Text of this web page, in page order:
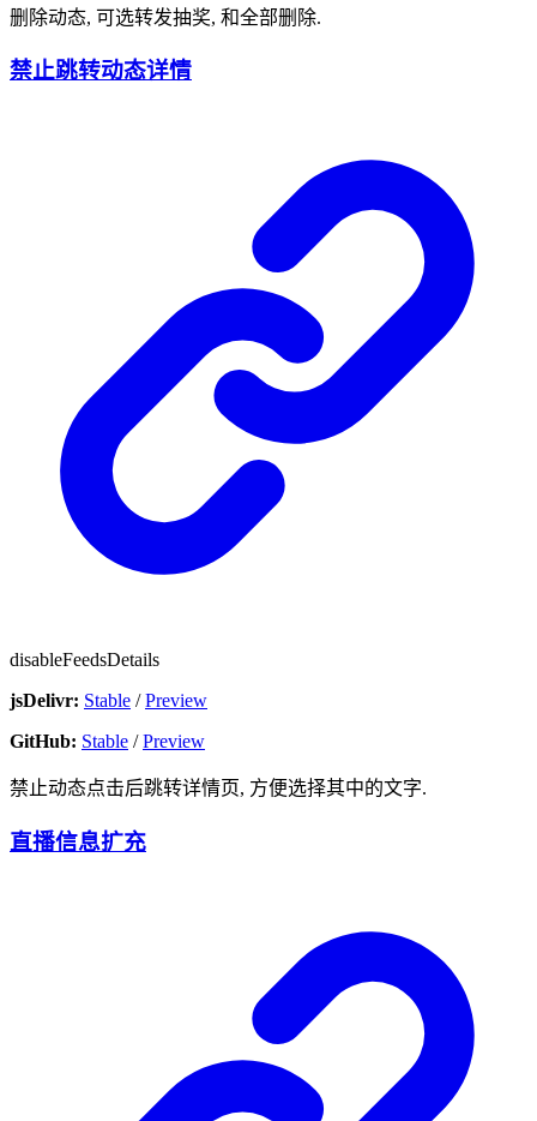
删除动态, 可选转发抽奖, 和全部删除.
禁止跳转动态详情
disableFeedsDetails
jsDelivr: Stable /Preview
GitHub: Stable /Preview
禁止动态点击后跳转详情页, 方便选择其中的文字.
直播信息扩充